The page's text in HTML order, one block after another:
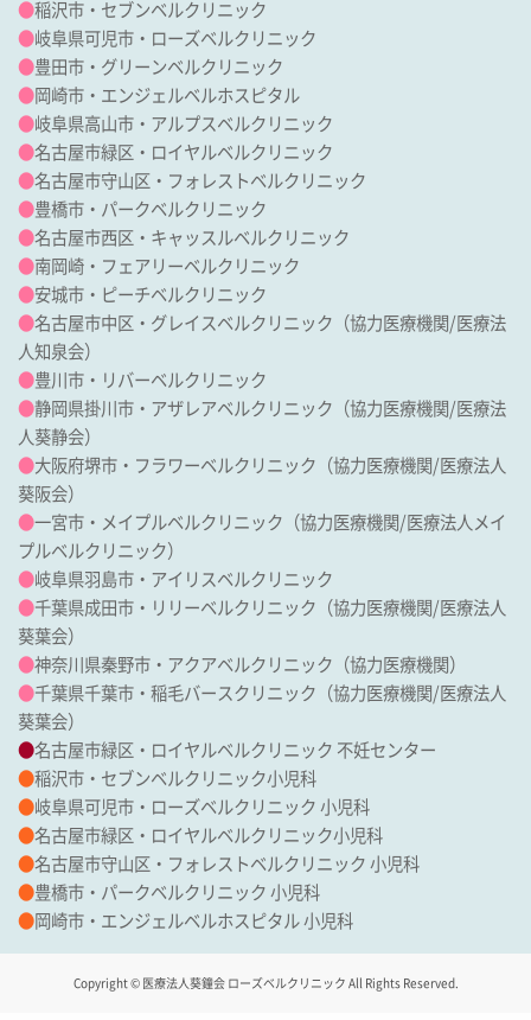
●稲沢市・セブンベルクリニック
●岐阜県可児市・ローズベルクリニック
●豊田市・グリーンベルクリニック
● 岡崎市・エンジェルベルホスピタル
●岐阜県高山市・アルプスベルクリニック
●名古屋市緑区・ロイヤルベルクリニック
●名古屋市守山区・フォレストベルクリニック
●豊橋市・パークベルクリニック
●名古屋市西区・キャッスルベルクリニック
●南岡崎・フェアリーベルクリニック
●安城市・ピーチベルクリニック
●名古屋市中区・グレイスベルクリニック （協力医療機関/ 医療法
人知泉会）
●豊川市・リバーベルクリニック
●静岡県掛川市・アザレアベルクリニック （協力医療機関/ 医療法
人葵静会）
●大阪府堺市・フラワーベルクリニック （協力医療機関/ 医療法人
葵阪会）
●一宮市・メイプルベルクリニック （協力医療機関/ 医療法人メイ
プルベルクリニック ）
●岐阜県羽島市・アイリスベルクリニック
●千葉県成田市・リリーベルクリニック （協力医療機関/ 医療法人
葵葉会）
●神奈川県秦野市・アクアベルクリニック（協力医療機関）
●千葉県千葉市・稲毛バースクリニック （協力医療機関/ 医療法人
葵葉会）
●名古屋市緑区・ロイヤルベルクリニック 不妊センター
●稲沢市・セブンベルクリニック小児科
●岐阜県可児市・ローズベルクリニック 小児科
●名古屋市緑区・ロイヤルベルクリニック小児科
●名古屋市守山区・フォレストベルクリニック 小児科
●豊橋市・パークベルクリニック 小児科
● 岡崎市・エンジェルベルホスピタル 小児科
Copyright © 医療法人葵鐘会 ローズベルクリニック All Rights Reserved.